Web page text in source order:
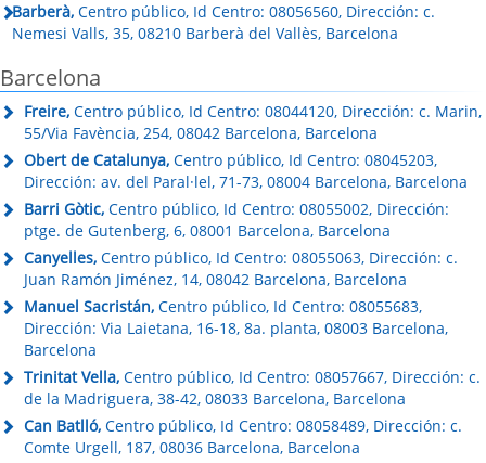
Barberà, Centro público, Id Centro: 08056560, Dirección: c.
Nemesi Valls, 35, 08210 Barberà del Vallès, Barcelona
Barcelona
Freire, Centro público, Id Centro: 08044120, Dirección: c. Marin,
55/Via Favència, 254, 08042 Barcelona, Barcelona
Obert de Catalunya, Centro público, Id Centro: 08045203,
Dirección: av. del Paral·lel, 71-73, 08004 Barcelona, Barcelona
Barri Gòtic, Centro público, Id Centro: 08055002, Dirección:
ptge. de Gutenberg, 6, 08001 Barcelona, Barcelona
Canyelles, Centro público, Id Centro: 08055063, Dirección: c.
Juan Ramón Jiménez, 14, 08042 Barcelona, Barcelona
Manuel Sacristán, Centro público, Id Centro: 08055683,
Dirección: Via Laietana, 16-18, 8a. planta, 08003 Barcelona,
Barcelona
Trinitat Vella, Centro público, Id Centro: 08057667, Dirección: c.
de la Madriguera, 38-42, 08033 Barcelona, Barcelona
Can Batlló, Centro público, Id Centro: 08058489, Dirección: c.
Comte Urgell, 187, 08036 Barcelona, Barcelona